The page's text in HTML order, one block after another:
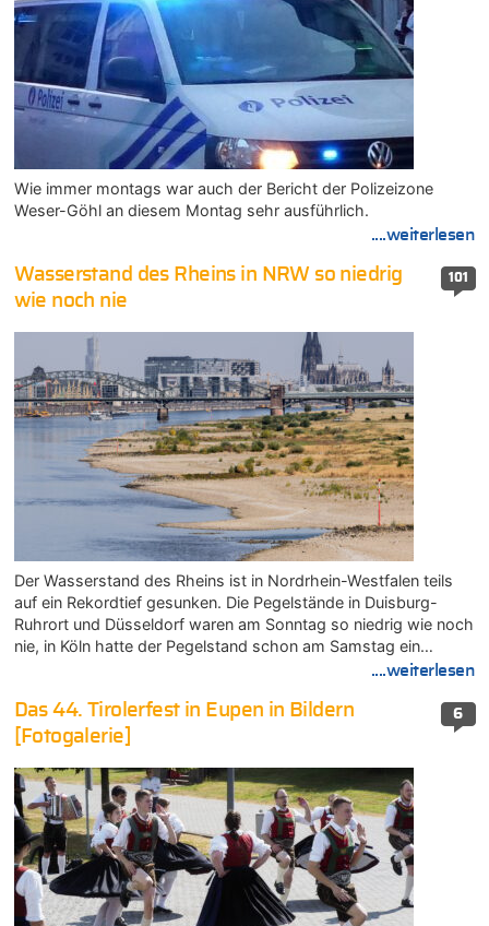
Wie immer montags war auch der Bericht der Polizeizone
Weser-Göhl an diesem Montag sehr ausführlich.
....weiterlesen
101
Wasserstand des Rheins in NRW so niedrig
wie noch nie
Der Wasserstand des Rheins ist in Nordrhein-Westfalen teils
auf ein Rekordtief gesunken. Die Pegelstände in Duisburg-
Ruhrort und Düsseldorf waren am Sonntag so niedrig wie noch
nie, in Köln hatte der Pegelstand schon am Samstag ein…
....weiterlesen
6
Das 44. Tirolerfest in Eupen in Bildern
[Fotogalerie]